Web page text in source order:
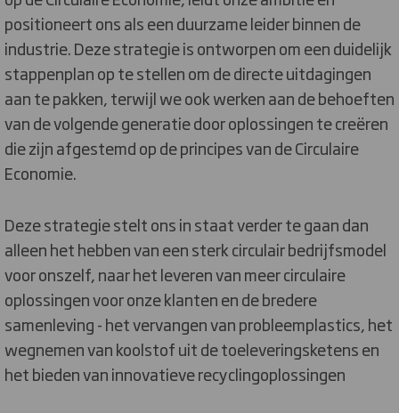
positioneert ons als een duurzame leider binnen de
industrie. Deze strategie is ontworpen om een duidelijk
stappenplan op te stellen om de directe uitdagingen
aan te pakken, terwijl we ook werken aan de behoeften
van de volgende generatie door oplossingen te creëren
die zijn afgestemd op de principes van de Circulaire
Economie.
Deze strategie stelt ons in staat verder te gaan dan
alleen het hebben van een sterk circulair bedrijfsmodel
voor onszelf, naar het leveren van meer circulaire
oplossingen voor onze klanten en de bredere
samenleving - het vervangen van probleemplastics, het
wegnemen van koolstof uit de toeleveringsketens en
het bieden van innovatieve recyclingoplossingen